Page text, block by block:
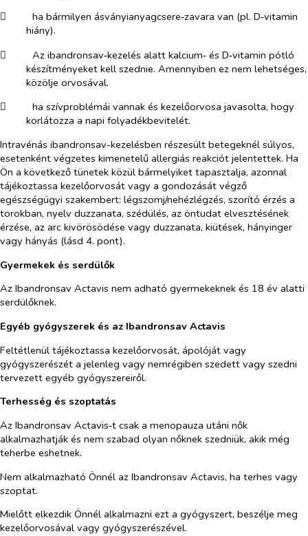
​
ha bármilyen ásványianyagcsere‑zavara van (pl. D‑vitamin
hiány).
​
Az ibandronsav‑kezelés alatt kalcium‑ és D‑vitamin pótló
készítményeket kell szednie. Amennyiben ez nem lehetséges,
közölje orvosával.
​
ha szívproblémái vannak és kezelőorvosa javasolta, hogy
korlátozza a napi folyadékbevitelét.
Intravénás ibandronsav-kezelésben részesült betegeknél súlyos,
esetenként végzetes kimenetelű allergiás reakciót jelentettek. Ha
Ön a következő tünetek közül bármelyiket tapasztalja, azonnal
tájékoztassa kezelőorvosát vagy a gondozását végző
egészségügyi szakembert: légszomj/nehézlégzés, szorító érzés a
torokban, nyelv duzzanata, szédülés, az öntudat elvesztésének
érzése, az arc kivörösödése vagy duzzanata, kiütések, hányinger
vagy hányás (lásd 4. pont).
Gyermekek és serdülők
Az Ibandronsav Actavis nem adható gyermekeknek és 18 év alatti
serdülőknek.
Egyéb gyógyszerek és az Ibandronsav Actavis
Feltétlenül tájékoztassa kezelőorvosát, ápolóját vagy
gyógyszerészét a jelenleg vagy nemrégiben szedett vagy szedni
tervezett egyéb gyógyszereiről.
Terhesség és szoptatás
Az Ibandronsav Actavis‑t csak a menopauza utáni nők
alkalmazhatják és nem szabad olyan nőknek szedniük, akik még
teherbe eshetnek.
Nem alkalmazható Önnél az Ibandronsav Actavis, ha terhes vagy
szoptat.
Mielőtt elkezdik Önnél alkalmazni ezt a gyógyszert, beszélje meg
kezelőorvosával vagy gyógyszerészével.